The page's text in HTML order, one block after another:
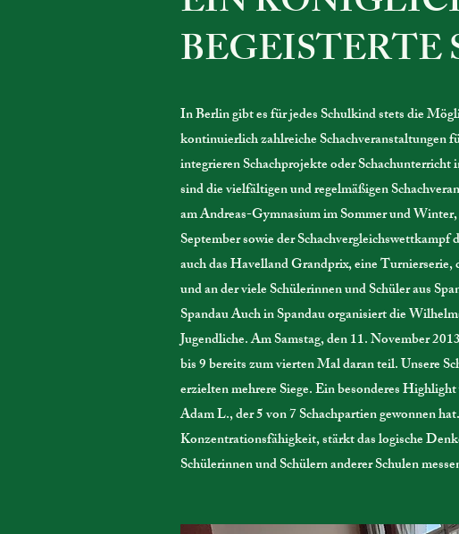
BEGEISTERTE
In Berlin gibt es für jedes Schulkind stets die
kontinuierlich zahlreiche Schachveranstaltungen
integrieren Schachprojekte oder
sind die vielfältigen und regelmäßigen
am Andreas-Gymnasium im Sommer und
September sowie der
auch das Havelland Grandprix, eine
und an der viele Schülerinnen und Schüler aus
Spandau Auch in Spandau organisiert die
Jugendliche. Am Samstag, den 11. November
bis 9 bereits zum vierten Mal daran teil. Unsere
erzielten mehrere Siege. Ein besonderes
Adam L., der 5 von 7 Schachpartien gewonnen
Konzentrationsfähigkeit, stärkt das logische
Schülerinnen und Schülern anderer Schulen